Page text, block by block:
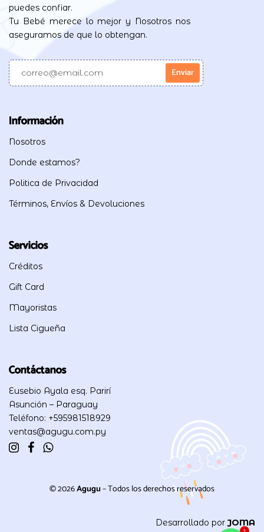
puedes confiar.
Tu Bebé merece lo mejor y Nosotros nos
aseguramos de que lo obtengan.
Información
Nosotros
Donde estamos?
Politica de Privacidad
Términos, Envíos & Devoluciones
Servicios
Créditos
Gift Card
Mayoristas
Lista Cigueña
Contáctanos
Eusebio Ayala esq. Parirí
Asunción – Paraguay
Teléfono: +595981518929
ventas@agugu.com.py
© 2026Agugu– Todos los derechos reservados
Desarrollado por JOMA